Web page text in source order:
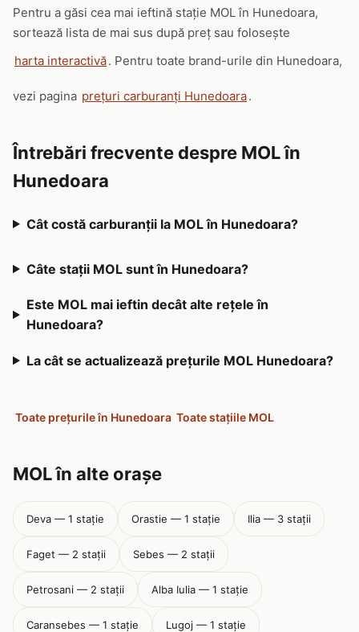
Pentru a găsi cea mai ieftină stație MOL în Hunedoara,
sortează lista de mai sus după preț sau folosește
harta interactivă. Pentru toate brand-urile din Hunedoara,
vezi pagina prețuri carburanți Hunedoara.
Întrebări frecvente despre MOL în
Hunedoara
Cât costă carburanții la MOL în Hunedoara?
Câte stații MOL sunt în Hunedoara?
Este MOL mai ieftin decât alte rețele în
Hunedoara?
La cât se actualizează prețurile MOL Hunedoara?
Toate prețurile în Hunedoara Toate stațiile MOL
MOL în alte orașe
Deva — 1 stație Orastie — 1 stație Ilia — 3 stații
Faget — 2 stații Sebes — 2 stații
Petrosani — 2 stații Alba Iulia — 1 stație
Caransebes — 1 stație Lugoj — 1 stație